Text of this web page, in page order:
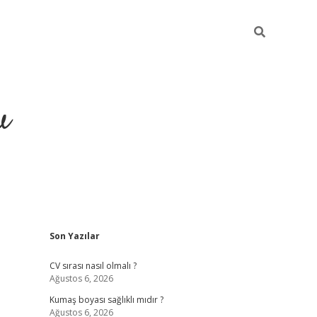
Sidebar
Son Yazılar
CV sırası nasıl olmalı ?
Ağustos 6, 2026
Kumaş boyası sağlıklı mıdır ?
Ağustos 6, 2026